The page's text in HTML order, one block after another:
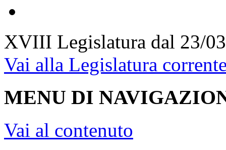
XVIII Legislatura dal 23/
Vai alla Legislatura
MENU DI
Vai al contenuto